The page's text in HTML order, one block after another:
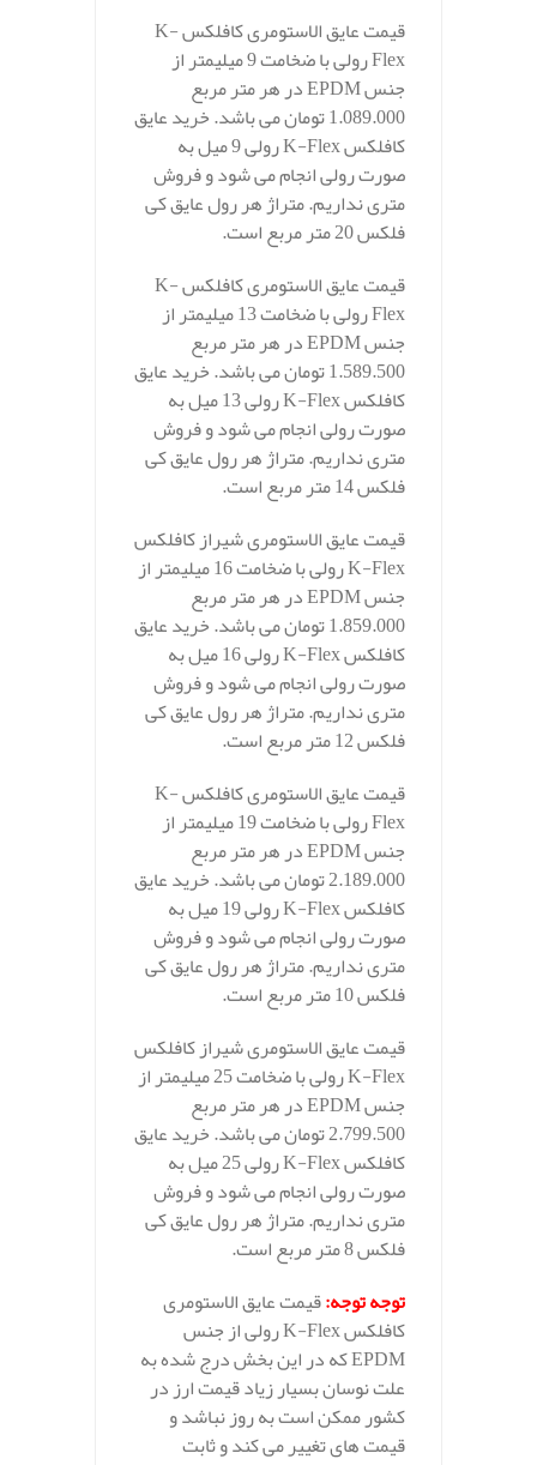
قیمت عایق الاستومری کافلکس K-
Flex رولی با ضخامت 9 میلیمتر از
جنس EPDM در هر متر مربع
1.089.000 تومان می باشد. خرید عایق
کافلکس K-Flex رولی 9 میل به
صورت رولی انجام می شود و فروش
متری نداریم. متراژ هر رول عایق کی
فلکس 20 متر مربع است.
قیمت عایق الاستومری کافلکس K-
Flex رولی با ضخامت 13 میلیمتر از
جنس EPDM در هر متر مربع
1.589.500 تومان می باشد. خرید عایق
کافلکس K-Flex رولی 13 میل به
صورت رولی انجام می شود و فروش
متری نداریم. متراژ هر رول عایق کی
فلکس 14 متر مربع است.
قیمت عایق الاستومری شیراز کافلکس
K-Flex رولی با ضخامت 16 میلیمتر از
جنس EPDM در هر متر مربع
1.859.000 تومان می باشد. خرید عایق
کافلکس K-Flex رولی 16 میل به
صورت رولی انجام می شود و فروش
متری نداریم. متراژ هر رول عایق کی
فلکس 12 متر مربع است.
قیمت عایق الاستومری کافلکس K-
Flex رولی با ضخامت 19 میلیمتر از
جنس EPDM در هر متر مربع
2.189.000 تومان می باشد. خرید عایق
کافلکس K-Flex رولی 19 میل به
صورت رولی انجام می شود و فروش
متری نداریم. متراژ هر رول عایق کی
فلکس 10 متر مربع است.
قیمت عایق الاستومری شیراز کافلکس
K-Flex رولی با ضخامت 25 میلیمتر از
جنس EPDM در هر متر مربع
2.799.500 تومان می باشد. خرید عایق
کافلکس K-Flex رولی 25 میل به
صورت رولی انجام می شود و فروش
متری نداریم. متراژ هر رول عایق کی
فلکس 8 متر مربع است.
توجه توجه:قیمت عایق الاستومری
کافلکس K-Flex رولی از جنس
EPDM که در این بخش درج شده به
علت نوسان بسیار زیاد قیمت ارز در
کشور ممکن است به روز نباشد و
قیمت های تغییر می کند و ثابت